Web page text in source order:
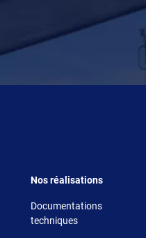
Footer 4
Nos réalisations
Documentations
techniques